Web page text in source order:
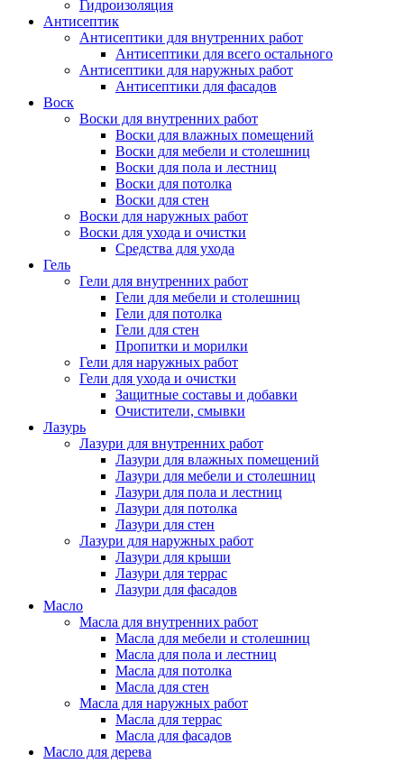
Гидроизоляция
Антисептик
Антисептики для внутренних работ
Антисептики для всего остального
Антисептики для наружных работ
Антисептики для фасадов
Воск
Воски для внутренних работ
Воски для влажных помещений
Воски для мебели и столешниц
Воски для пола и лестниц
Воски для потолка
Воски для стен
Воски для наружных работ
Воски для ухода и очистки
Средства для ухода
Гель
Гели для внутренних работ
Гели для мебели и столешниц
Гели для потолка
Гели для стен
Пропитки и морилки
Гели для наружных работ
Гели для ухода и очистки
Защитные составы и добавки
Очистители, смывки
Лазурь
Лазури для внутренних работ
Лазури для влажных помещений
Лазури для мебели и столешниц
Лазури для пола и лестниц
Лазури для потолка
Лазури для стен
Лазури для наружных работ
Лазури для крыши
Лазури для террас
Лазури для фасадов
Масло
Масла для внутренних работ
Масла для мебели и столешниц
Масла для пола и лестниц
Масла для потолка
Масла для стен
Масла для наружных работ
Масла для террас
Масла для фасадов
Масло для дерева